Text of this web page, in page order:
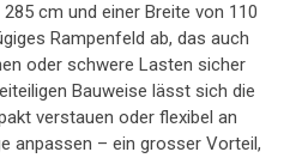
cm und einer Breite von 110
Rampenfeld ab, das auch
oder schwere Lasten sicher
Bauweise lässt sich die
verstauen oder flexibel an
anpassen – ein grosser Vorteil,